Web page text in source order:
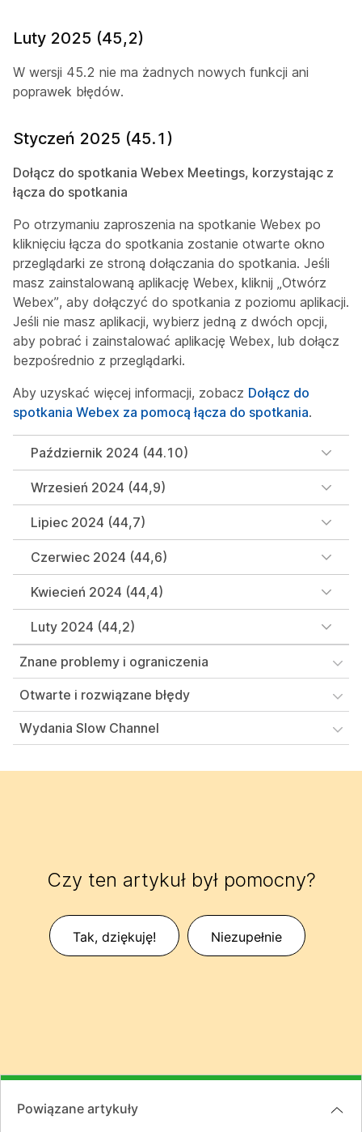
Luty 2025 (45,2)
W wersji 45.2 nie ma żadnych nowych funkcji ani
poprawek błędów.
Styczeń 2025 (45.1)
Dołącz do spotkania Webex Meetings, korzystając z
łącza do spotkania
Po otrzymaniu zaproszenia na spotkanie Webex po
kliknięciu łącza do spotkania zostanie otwarte okno
przeglądarki ze stroną dołączania do spotkania. Jeśli
masz zainstalowaną aplikację Webex, kliknij „Otwórz
Webex”, aby dołączyć do spotkania z poziomu aplikacji.
Jeśli nie masz aplikacji, wybierz jedną z dwóch opcji,
aby pobrać i zainstalować aplikację Webex, lub dołącz
bezpośrednio z przeglądarki.
Aby uzyskać więcej informacji, zobacz Dołącz do
spotkania Webex za pomocą łącza do spotkania.
Październik 2024 (44.10)
Wrzesień 2024 (44,9)
Lipiec 2024 (44,7)
Czerwiec 2024 (44,6)
Kwiecień 2024 (44,4)
Luty 2024 (44,2)
Znane problemy i ograniczenia
Otwarte i rozwiązane błędy
Wydania Slow Channel
Czy ten artykuł był pomocny?
Tak, dziękuję! Niezupełnie
Powiązane artykuły